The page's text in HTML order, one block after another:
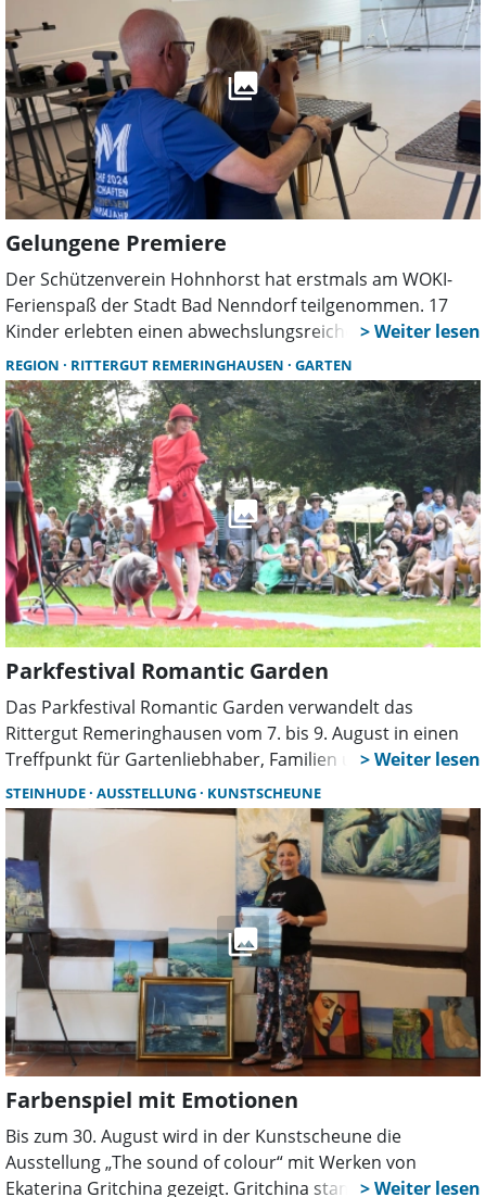
Gelungene Premiere
Der Schützenverein Hohnhorst hat erstmals am WOKI-
Ferienspaß der Stadt Bad Nenndorf teilgenommen. 17
Kinder erlebten einen abwechslungsreichen Tag mit
Lichtpunktschießen, Blasrohrsport, Spielen und
Experimenten. Zwölf Ehrenamtliche sorgten für eine
intensive Betreuung.
REGION RITTERGUT REMERINGHAUSEN GARTEN
Parkfestival Romantic Garden
Das Parkfestival Romantic Garden verwandelt das
Rittergut Remeringhausen vom 7. bis 9. August in einen
Treffpunkt für Gartenliebhaber, Familien und Genießer.
Mehr als 130 Aussteller, Live-Musik, Parkführungen,
Kunsthandwerk und zahlreiche Mitmachaktionen sorgen
für ein abwechslungsreiches Sommerwochenende.
STEINHUDE AUSSTELLUNG KUNSTSCHEUNE
Farbenspiel mit Emotionen
Bis zum 30. August wird in der Kunstscheune die
Ausstellung „The sound of colour“ mit Werken von
Ekaterina Gritchina gezeigt. Gritchina stammt aus